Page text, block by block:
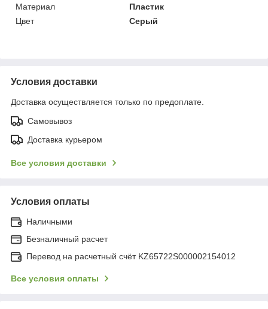
Материал
Пластик
Цвет
Серый
Условия доставки
Доставка осуществляется только по предоплате.
Самовывоз
Доставка курьером
Все условия доставки
Условия оплаты
Наличными
Безналичный расчет
Перевод на расчетный счёт KZ65722S000002154012
Все условия оплаты